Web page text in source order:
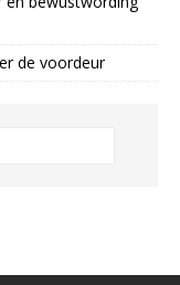
de voordeur